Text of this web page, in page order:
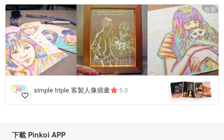
推廣
simple triple 客製人像插畫 5.0 +4
下載 Pinkoi APP